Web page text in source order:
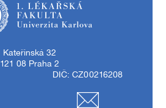
Kateřinská 32
121 08 Praha 2
DIČ: CZ00216208